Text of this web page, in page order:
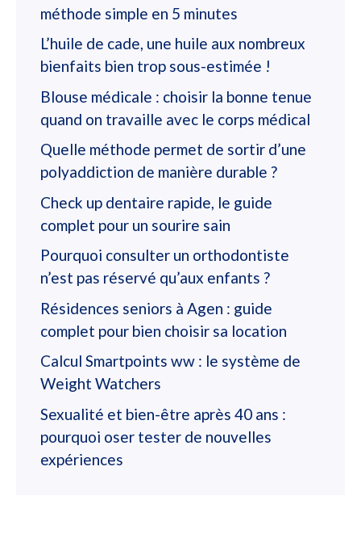
méthode simple en 5 minutes
L’huile de cade, une huile aux nombreux
bienfaits bien trop sous-estimée !
Blouse médicale : choisir la bonne tenue
quand on travaille avec le corps médical
Quelle méthode permet de sortir d’une
polyaddiction de manière durable ?
Check up dentaire rapide, le guide
complet pour un sourire sain
Pourquoi consulter un orthodontiste
n’est pas réservé qu’aux enfants ?
Résidences seniors à Agen : guide
complet pour bien choisir sa location
Calcul Smartpoints ww : le système de
Weight Watchers
Sexualité et bien-être après 40 ans :
pourquoi oser tester de nouvelles
expériences